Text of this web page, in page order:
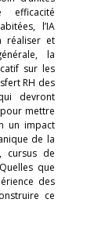
l’IA
réaliser et
la
sur les
RH des
devront
mettre
un impact
de la
, cursus de
que
des
ce